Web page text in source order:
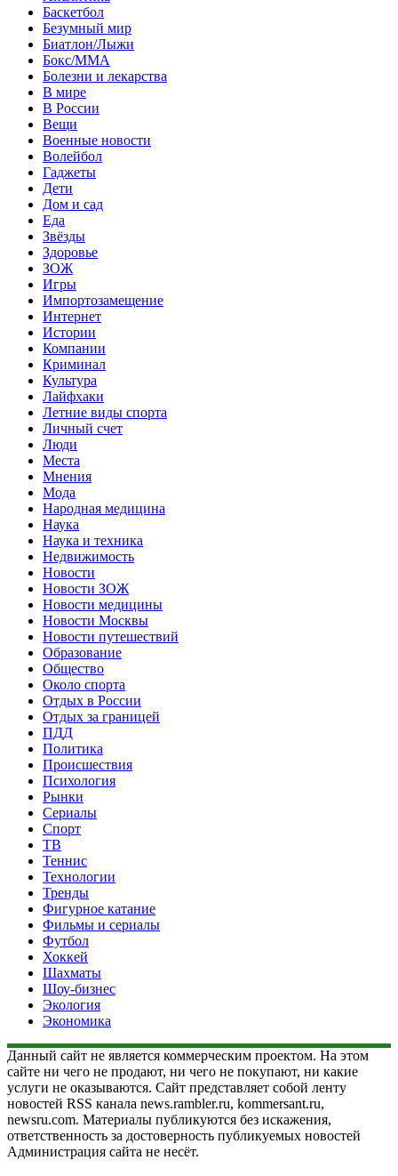
Баскетбол
Безумный мир
Биатлон/Лыжи
Бокс/MMA
Болезни и лекарства
В мире
В России
Вещи
Военные новости
Волейбол
Гаджеты
Дети
Дом и сад
Еда
Звёзды
Здоровье
ЗОЖ
Игры
Импортозамещение
Интернет
Истории
Компании
Криминал
Культура
Лайфхаки
Летние виды спорта
Личный счет
Люди
Места
Мнения
Мода
Народная медицина
Наука
Наука и техника
Недвижимость
Новости
Новости ЗОЖ
Новости медицины
Новости Москвы
Новости путешествий
Образование
Общество
Около спорта
Отдых в России
Отдых за границей
ПДД
Политика
Происшествия
Психология
Рынки
Сериалы
Спорт
ТВ
Теннис
Технологии
Тренды
Фигурное катание
Фильмы и сериалы
Футбол
Хоккей
Шахматы
Шоу-бизнес
Экология
Экономика
Данный сайт не является коммерческим проектом. На этом
сайте ни чего не продают, ни чего не покупают, ни какие
услуги не оказываются. Сайт представляет собой ленту
новостей RSS канала news.rambler.ru, kommersant.ru,
newsru.com. Материалы публикуются без искажения,
ответственность за достоверность публикуемых новостей
Администрация сайта не несёт.